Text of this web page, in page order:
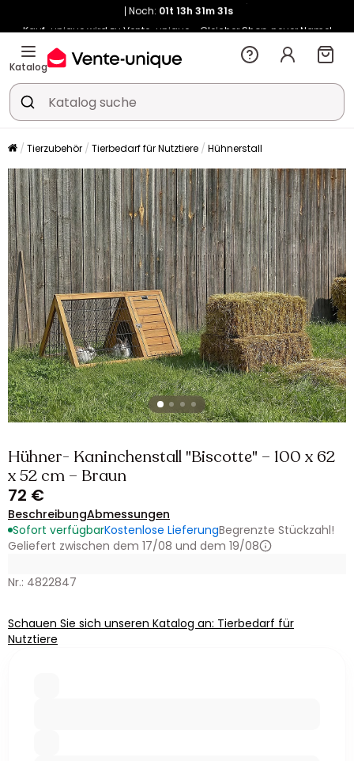
Kauf-unique wird zu Vente-unique - Gleicher Shop, neuer Name!
-10% ab 400€ mitHEAT10auf Vente-unique-Produkte
Noch:
Katalog
Tierzubehör Tierbedarf für Nutztiere Hühnerstall
Hühner- Kaninchenstall "Biscotte" – 100 x 62
x 52 cm – Braun
72 €
BeschreibungAbmessungen
Sofort verfügbarKostenlose LieferungBegrenzte Stückzahl!
Geliefert zwischen dem 17/08 und dem 19/08
Nr.: 4822847
Schauen Sie sich unseren Katalog an: Tierbedarf für
Nutztiere